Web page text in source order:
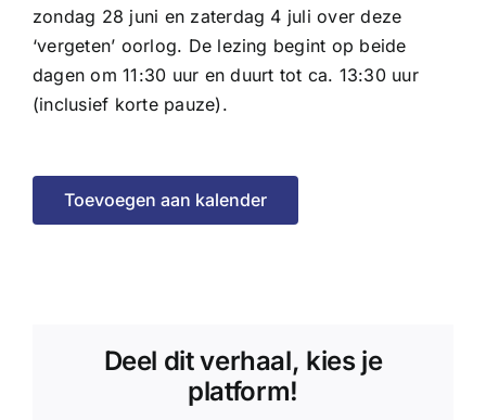
zondag 28 juni en zaterdag 4 juli over deze
‘vergeten’ oorlog. De lezing begint op beide
dagen om 11:30 uur en duurt tot ca. 13:30 uur
(inclusief korte pauze).
Toevoegen aan kalender
Deel dit verhaal, kies je
platform!